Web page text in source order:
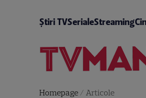
Știri TVSerialeStreaming
Homepage/ Articole